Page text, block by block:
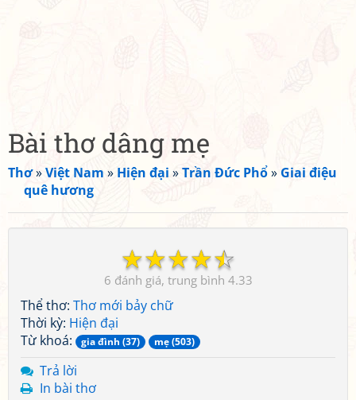
Bài thơ dâng mẹ
Thơ»Việt Nam » Hiện đại »Trần Đức Phổ» Giai điệu
quê hương
☆
☆
☆
☆
☆
6 4.33
Thể thơ: Thơ mới bảy chữ
Thời kỳ: Hiện đại
Từ khoá:
gia đình (37) mẹ (503)
Trả lời
In bài thơ